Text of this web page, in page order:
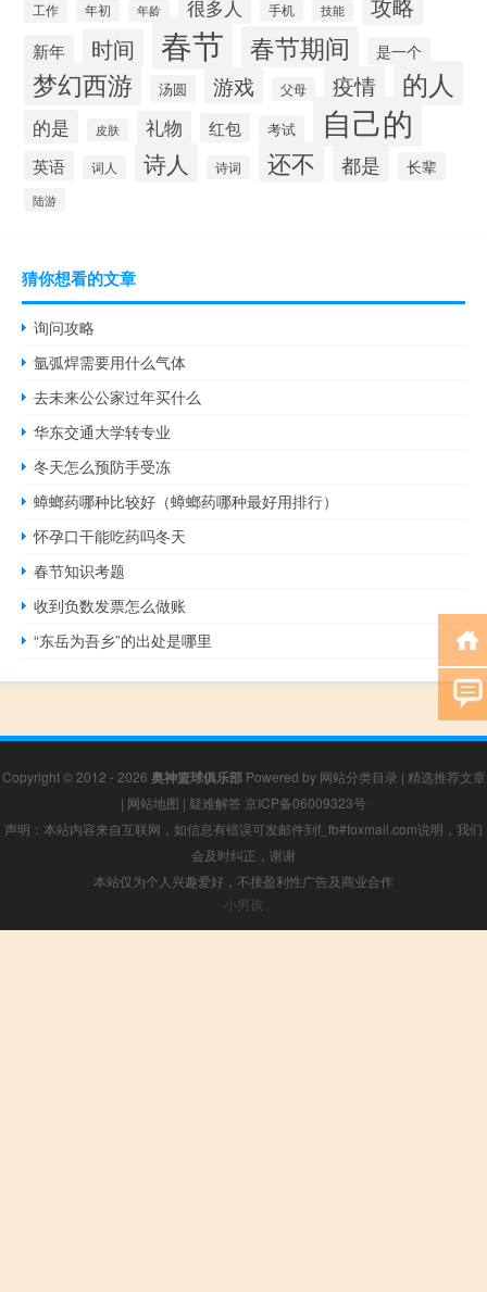
工作 年初 年龄 很多人 手机 技能
新年 时间 春节 春节期间 是一个
梦幻西游 汤圆 游戏 父母 疫情 的人
的是 皮肤 礼物 红包 考试 自己的
英语 词人 诗人 诗词 还不 都是 长辈
陆游
猜你想看的文章
询问攻略
氩弧焊需要用什么气体
去未来公公家过年买什么
华东交通大学转专业
冬天怎么预防手受冻
蟑螂药哪种比较好（蟑螂药哪种最好用排行）
怀孕口干能吃药吗冬天
春节知识考题
收到负数发票怎么做账
“东岳为吾乡”的出处是哪里
Copyright © 2012 - 2026 奥神篮球俱乐部Powered by 网站分类目录 | 精选推荐文章
| 网站地图 | 疑难解答 京ICP备06009323号
声明：本站内容来自互联网，如信息有错误可发邮件到f_fb#foxmail.com说明，我们
会及时纠正，谢谢
本站仅为个人兴趣爱好，不接盈利性广告及商业合作
小男孩